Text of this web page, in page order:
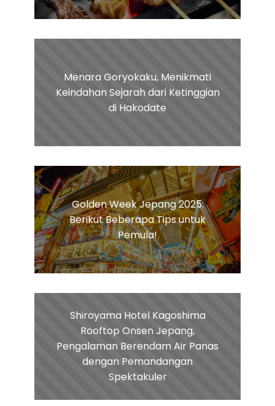
Menara Goryokaku, Menikmati
Keindahan Sejarah dari Ketinggian
di Hakodate
Golden Week Jepang 2025:
Berikut Beberapa Tips untuk
Pemula!
Shiroyama Hotel Kagoshima
Rooftop Onsen Jepang,
Pengalaman Berendam Air Panas
dengan Pemandangan
Spektakuler